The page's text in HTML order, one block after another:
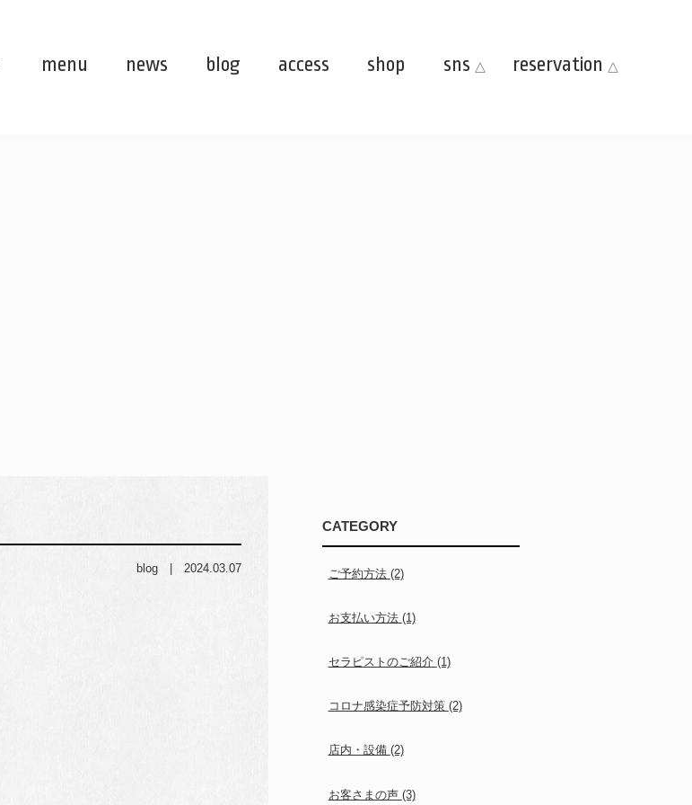
menu news blog access shop sns reservation
blog| 2024.03.07
CATEGORY
ご予約方法 (2)
お支払い方法 (1)
セラピストのご紹介 (1)
コロナ感染症予防対策 (2)
店内・設備 (2)
お客さまの声 (3)